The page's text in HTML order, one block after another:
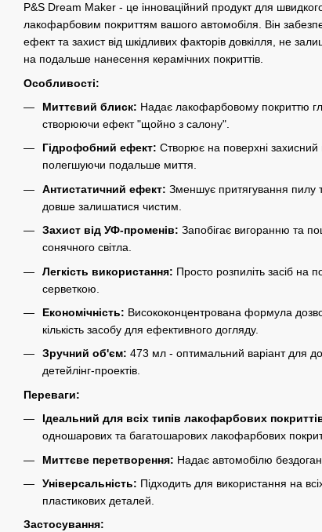
P&S Dream Maker - це інноваційний продукт для
лакофарбовим покриттям вашого автомобіля. Він
ефект та захист від шкідливих факторів довкілля, не
на подальше нанесення керамічних покриттів.
Особливості:
Миттєвий блиск: Надає лакофарбовому покриттю
створюючи ефект "щойно з салону".
Гідрофобний ефект: Створює на поверхні
полегшуючи подальше миття.
Антистатичний ефект: Зменшує притягування пилу
довше залишатися чистим.
Захист від УФ-променів: Запобігає вигоранню та
сонячного світла.
Легкість використання: Просто розпиліть засіб на
серветкою.
Економічність: Висококонцентрована формула
кількість засобу для ефективного догляду.
Зручний об'єм: 473 мл - оптимальний варіант для
детейлінг-проектів.
Переваги:
Ідеальний для всіх типів лакофарбових
одношарових та багатошарових лакофарбових
Миттєве перетворення: Надає автомобілю
Універсальність: Підходить для використання на
пластикових деталей.
Застосування: